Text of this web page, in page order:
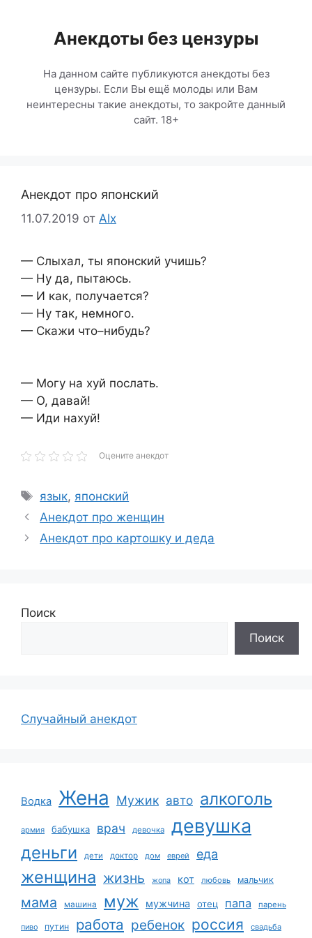
содержимомуАнекдоты без цензуры
На данном сайте публикуются анекдоты без
цензуры. Если Вы ещё молоды или Вам
неинтересны такие анекдоты, то закройте данный
сайт. 18+
Анекдот про японский
11.07.2019 от Alx
— Слыхал, ты японский учишь?
— Ну да, пытаюсь.
— И как, получается?
— Ну так, немного.
— Скажи что–нибудь?
— Могу на хуй послать.
— О, давай!
— Иди нахуй!
Оцените анекдот
Метки
язык, японский
Анекдот про женщин
Анекдот про картошку и деда
Поиск
Поиск
Случайный анекдот
Водка Жена Мужик авто алкоголь
армия бабушка врач девочка девушка
деньги дети доктор дом еврей еда
женщина жизнь жопа кот любовь мальчик
мама машина муж мужчина отец папа парень
пиво путин работа ребенок россия свадьба